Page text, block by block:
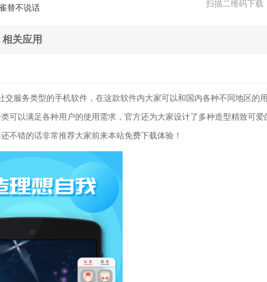
替不说话
扫描二维码下载
相关应用
服务类型的手机软件，在这款软件内大家可以和国内各种不同地区的
可以满足各种用户的使用需求，官方还为大家设计了多种造型精致可爱
不错的话非常推荐大家前来本站免费下载体验！